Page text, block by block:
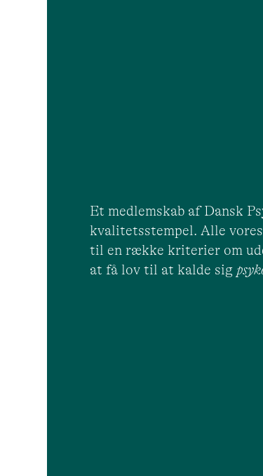
Et medlemskab af Dansk
kvalitetsstempel. Alle
til en række kriterier om
at få lov til at kalde sig